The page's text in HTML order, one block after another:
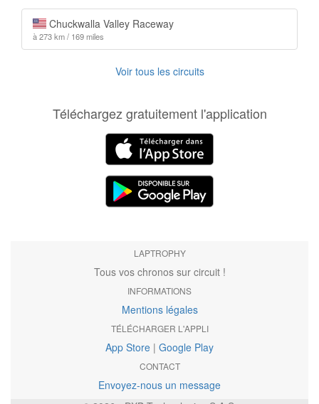
Chuckwalla Valley Raceway
à 273 km / 169 miles
Voir tous les circuits
Téléchargez gratuitement l'application
LAPTROPHY
Tous vos chronos sur circuit !
INFORMATIONS
Mentions légales
TÉLÉCHARGER L'APPLI
App Store | Google Play
CONTACT
Envoyez-nous un message